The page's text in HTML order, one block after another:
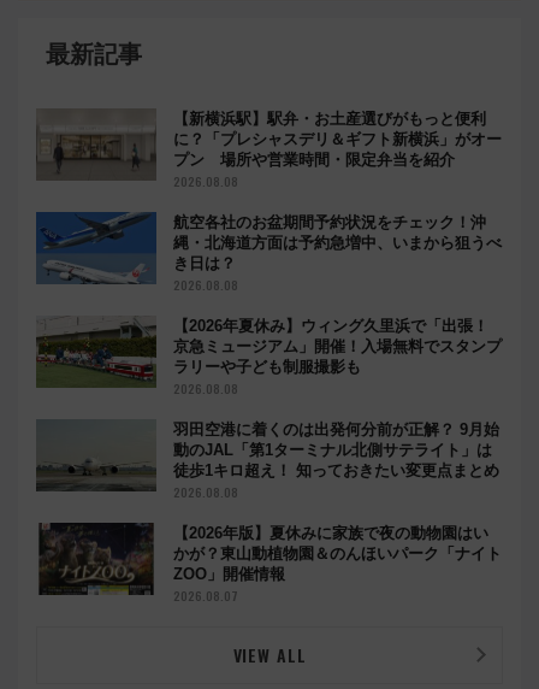
最新記事
【新横浜駅】駅弁・お土産選びがもっと便利
に？「プレシャスデリ＆ギフト新横浜」がオー
プン 場所や営業時間・限定弁当を紹介
2026.08.08
航空各社のお盆期間予約状況をチェック！沖
縄・北海道方面は予約急増中、いまから狙うべ
き日は？
2026.08.08
【2026年夏休み】ウィング久里浜で「出張！
京急ミュージアム」開催！入場無料でスタンプ
ラリーや子ども制服撮影も
2026.08.08
羽田空港に着くのは出発何分前が正解？ 9月始
動のJAL「第1ターミナル北側サテライト」は
徒歩1キロ超え！ 知っておきたい変更点まとめ
2026.08.08
【2026年版】夏休みに家族で夜の動物園はい
かが？東山動植物園＆のんほいパーク「ナイト
ZOO」開催情報
2026.08.07
VIEW ALL